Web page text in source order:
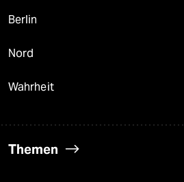
Berlin
Nord
Wahrheit
Themen